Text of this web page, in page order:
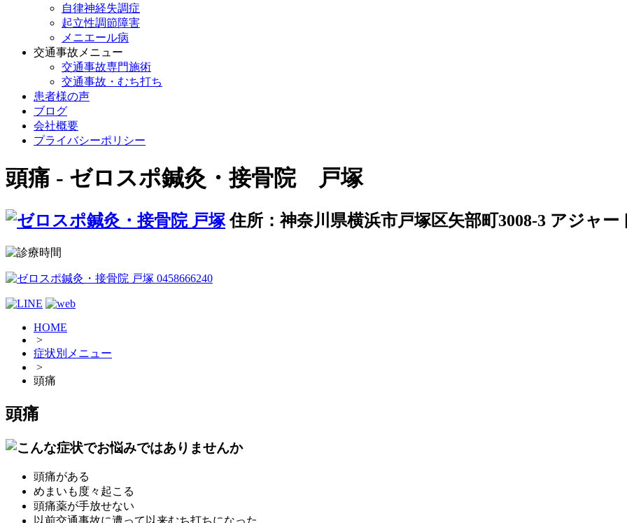
自律神経失調症
起立性調節障害
メニエール病
交通事故メニュー
交通事故専門施術
交通事故・むち打ち
患者様の声
ブログ
会社概要
プライバシーポリシー
頭痛 - ゼロスポ鍼灸・接骨院 戸塚
住所：神奈川県横浜市戸塚区矢部町3008-3 アジャー
HOME
>
症状別メニュー
>
頭痛
頭痛
頭痛がある
めまいも度々起こる
頭痛薬が手放せない